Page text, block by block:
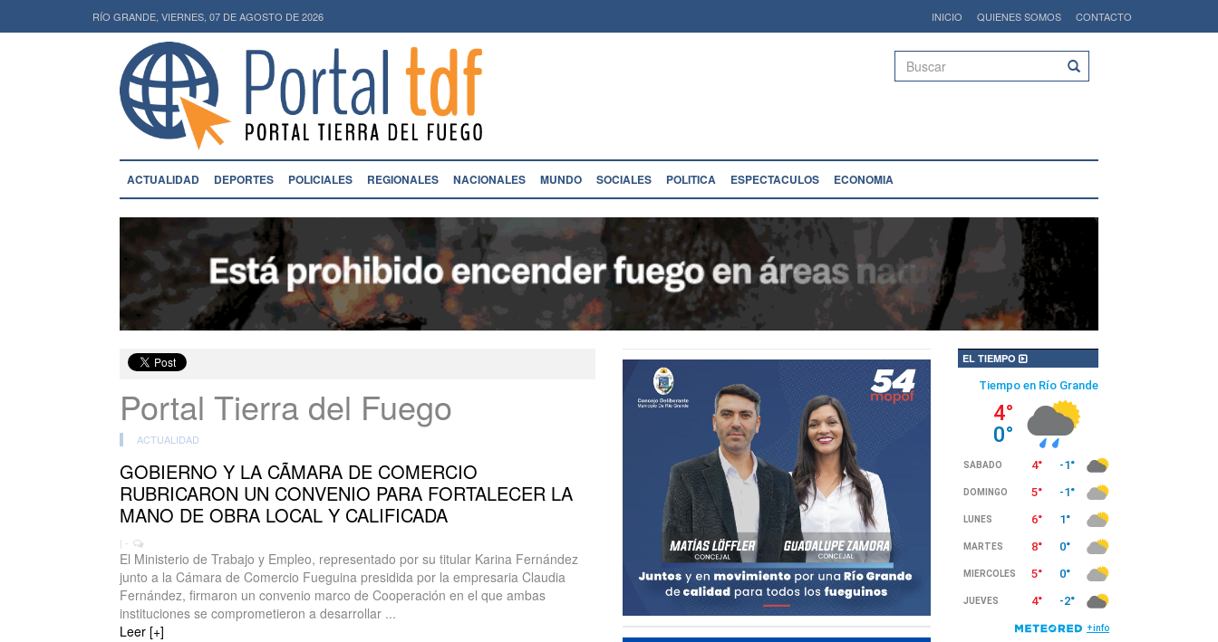
RÍO GRANDE, VIERNES, 07 DE AGOSTO DE 2026 INICIO QUIENES SOMOS CONTACTO
Buscar
ACTUALIDAD DEPORTES POLICIALES REGIONALES NACIONALES MUNDO SOCIALES POLITICA ESPECTACULOS ECONOMIA
Portal Tierra del Fuego
ACTUALIDAD
GOBIERNO Y LA CÃMARA DE COMERCIO
RUBRICARON UN CONVENIO PARA FORTALECER LA
MANO DE OBRA LOCAL Y CALIFICADA
| -
El Ministerio de Trabajo y Empleo, representado por su titular Karina Fernández
junto a la Cámara de Comercio Fueguina presidida por la empresaria Claudia
Fernández, firmaron un convenio marco de Cooperación en el que ambas
instituciones se comprometieron a desarrollar ...
Leer [+]
EL TIEMPO